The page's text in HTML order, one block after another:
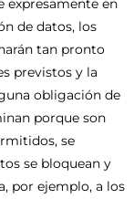
expresamente en
de datos, los
tan pronto
previstos y la
obligación de
porque son
se
se bloquean y
por ejemplo, a los